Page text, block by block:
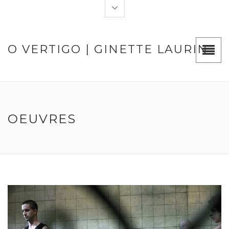
O VERTIGO | GINETTE LAURIN
OEUVRES